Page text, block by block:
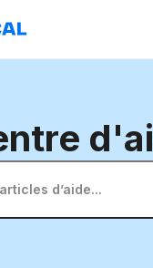
d’aide...